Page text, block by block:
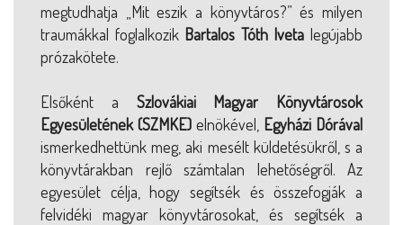
megtudhatja „Mit eszik a könyvtáros?” és milyen
traumákkal foglalkozik Bartalos Tóth Iveta legújabb
prózakötete.
Elsőként a Szlovákiai Magyar Könyvtárosok
Egyesületének (SZMKE) elnökével, Egyházi Dórával
ismerkedhettünk meg, aki mesélt küldetésükről, s a
könyvtárakban rejlő számtalan lehetőségről. Az
egyesület célja, hogy segítsék és összefogják a
felvidéki magyar könyvtárosokat, és segítsék a